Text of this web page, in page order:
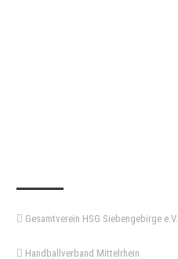
Gesamtverein HSG Siebengebirge e.V.
Handballverband Mittelrhein